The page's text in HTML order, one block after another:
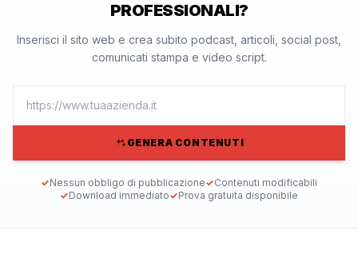
PROFESSIONALI?
Inserisci il sito web e crea subito podcast, articoli, social post,
comunicati stampa e video script.
GENERA CONTENUTI
✓Nessun obbligo di pubblicazione✓Contenuti modificabili
✓Download immediato✓Prova gratuita disponibile